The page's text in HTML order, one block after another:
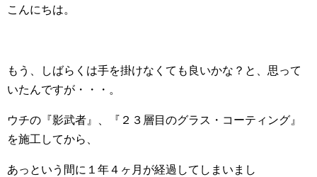
こんにちは。
もう、しばらくは手を掛けなくても良いかな？と、思って
いたんですが・・・。
ウチの『影武者』、『２３層目のグラス・コーティング』
を施工してから、
あっという間に１年４ヶ月が経過してしまいまし